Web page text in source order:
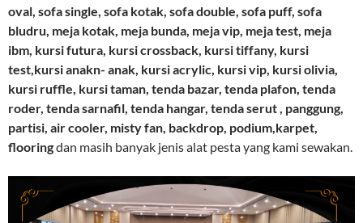
oval, sofa single, sofa kotak, sofa double, sofa puff, sofa
bludru, meja kotak, meja bunda, meja vip, meja test, meja
ibm, kursi futura, kursi crossback, kursi tiffany, kursi
test,kursi anakn- anak, kursi acrylic, kursi vip, kursi olivia,
kursi ruffle, kursi taman, tenda bazar, tenda plafon, tenda
roder, tenda sarnafil, tenda hangar, tenda serut , panggung,
partisi, air cooler, misty fan, backdrop, podium,karpet,
flooringdan masih banyak jenis alat pesta yang kami sewakan.